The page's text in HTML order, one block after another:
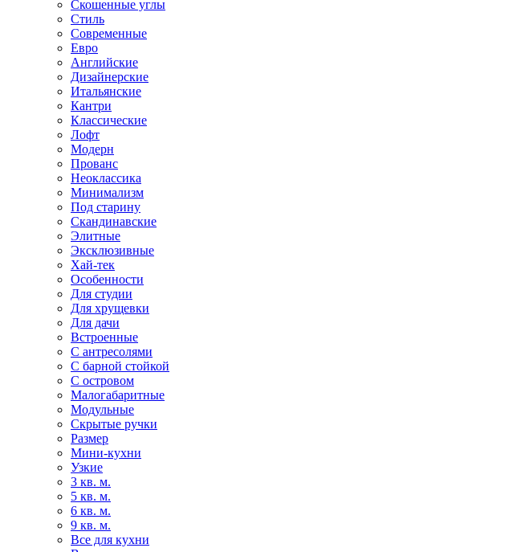
Скошенные углы
Стиль
Современные
Евро
Английские
Дизайнерские
Итальянские
Кантри
Классические
Лофт
Модерн
Прованс
Неоклассика
Минимализм
Под старину
Скандинавские
Элитные
Эксклюзивные
Хай-тек
Особенности
Для студии
Для хрущевки
Для дачи
Встроенные
С антресолями
С барной стойкой
С островом
Малогабаритные
Модульные
Скрытые ручки
Размер
Мини-кухни
Узкие
3 кв. м.
5 кв. м.
6 кв. м.
9 кв. м.
Все для кухни